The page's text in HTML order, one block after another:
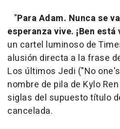
"Para Adam. Nunca se
esperanza vive. ¡Ben está
un cartel luminoso de
alusión directa a la frase
Los últimos Jedi ("No
nombre de pila de Kylo
siglas del supuesto título
cancelada.